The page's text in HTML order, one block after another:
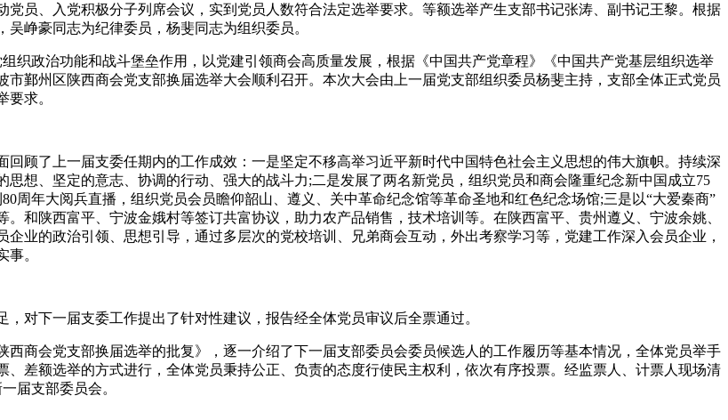
员、入党积极分子列席会议，实到党员人数符合法定选举要求。等额选举产生支部书记张涛、副书记王黎。根据
峥豪同志为纪律委员，杨斐同志为组织委员。
政治功能和战斗堡垒作用，以党建引领商会高质量发展，根据《中国共产党章程》《中国共产党基层组织选举
鄞州区陕西商会党支部换届选举大会顺利召开。本次大会由上一届党支部组织委员杨斐主持，支部全体正式党员
求。
了上一届支委任期内的工作成效：一是坚定不移高举习近平新时代中国特色社会主义思想的伟大旗帜。持续深
想、坚定的意志、协调的行动、强大的战斗力;二是发展了两名新党员，组织党员和商会隆重纪念新中国成立75
周年大阅兵直播，组织党员会员瞻仰韶山、遵义、关中革命纪念馆等革命圣地和红色纪念场馆;三是以“大爱秦商”
和陕西富平、宁波金娥村等签订共富协议，助力农产品销售，技术培训等。在陕西富平、贵州遵义、宁波余姚、
业的政治引领、思想引导，通过多层次的党校培训、兄弟商会互动，外出考察学习等，党建工作深入会员企业，
。
下一届支委工作提出了针对性建议，报告经全体党员审议后全票通过。
会党支部换届选举的批复》，逐一介绍了下一届支部委员会委员候选人的工作履历等基本情况，全体党员举手
差额选举的方式进行，全体党员秉持公正、负责的态度行使民主权利，依次有序投票。经监票人、计票人现场清
届支部委员会。